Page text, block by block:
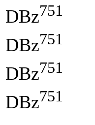
DBz751
DBz751
DBz751
DBz751